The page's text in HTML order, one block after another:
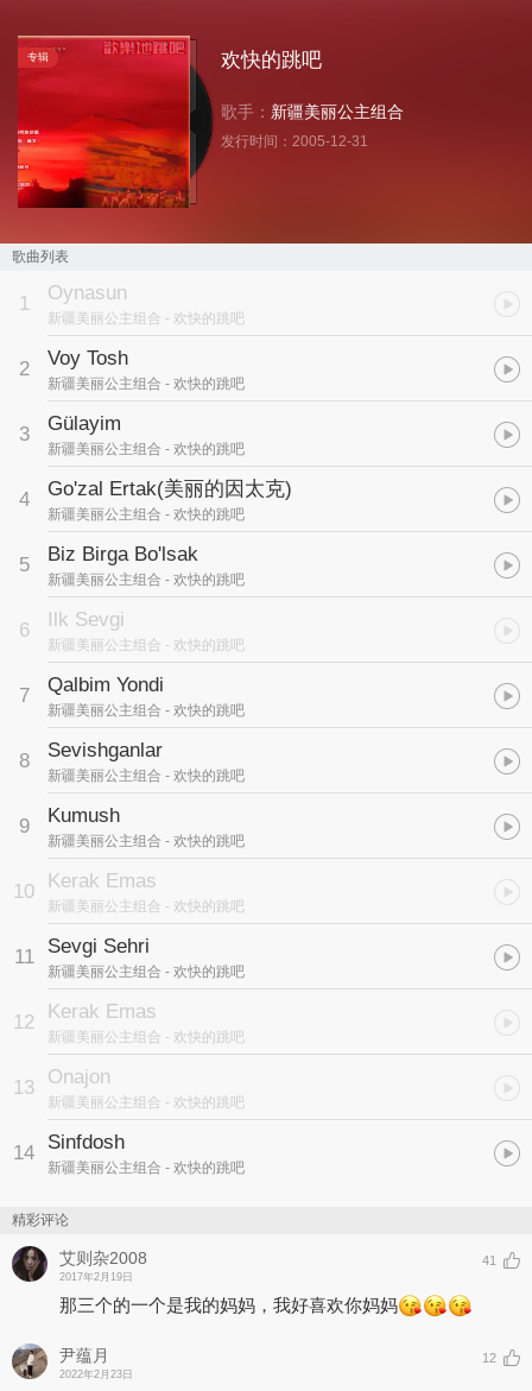
专辑 欢快的跳吧
歌手： 新疆美丽公主组合
发行时间： 2005-12-31
歌曲列表
1 Oynasun
新疆美丽公主组合 - 欢快的跳吧
2 Voy Tosh
新疆美丽公主组合 - 欢快的跳吧
3 Gülayim
新疆美丽公主组合 - 欢快的跳吧
4 Go'zal Ertak(美丽的因太克)
新疆美丽公主组合 - 欢快的跳吧
5 Biz Birga Bo'lsak
新疆美丽公主组合 - 欢快的跳吧
6 Ilk Sevgi
新疆美丽公主组合 - 欢快的跳吧
7 Qalbim Yondi
新疆美丽公主组合 - 欢快的跳吧
8 Sevishganlar
新疆美丽公主组合 - 欢快的跳吧
9 Kumush
新疆美丽公主组合 - 欢快的跳吧
10 Kerak Emas
新疆美丽公主组合 - 欢快的跳吧
11 Sevgi Sehri
新疆美丽公主组合 - 欢快的跳吧
12 Kerak Emas
新疆美丽公主组合 - 欢快的跳吧
13 Onajon
新疆美丽公主组合 - 欢快的跳吧
14 Sinfdosh
新疆美丽公主组合 - 欢快的跳吧
精彩评论
艾则杂2008
2017年2月19日
41
那三个的一个是我的妈妈，我好喜欢你妈妈
尹蕴月
2022年2月23日
12